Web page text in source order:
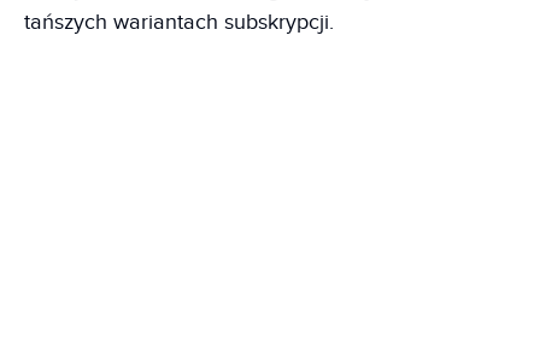
tańszych wariantach subskrypcji.